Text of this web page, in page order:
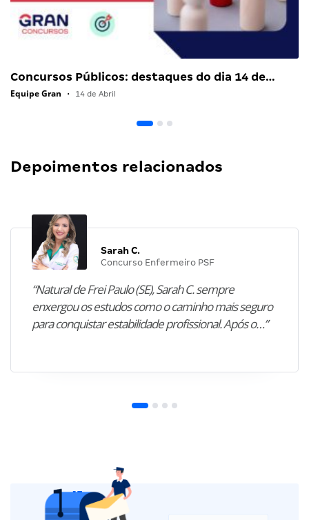
Concursos Públicos: destaques do dia 14 de…
Equipe Gran • 14 de Abril
Depoimentos relacionados
Sarah C.
Concurso Enfermeiro PSF
“Natural de Frei Paulo (SE), Sarah C. sempre
enxergou os estudos como o caminho mais seguro
para conquistar estabilidade profissional. Após o…”